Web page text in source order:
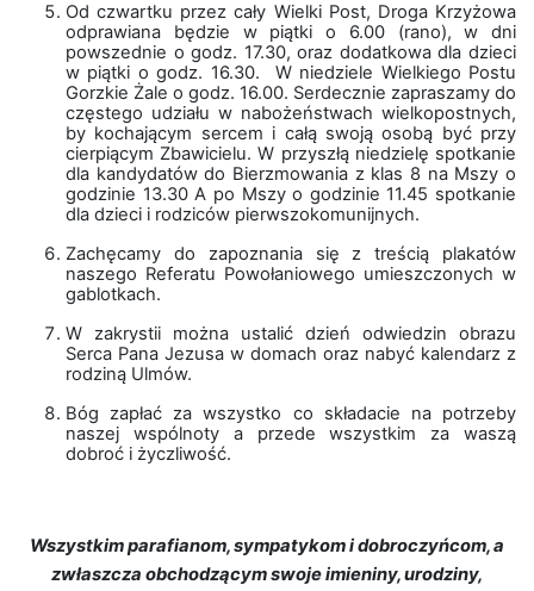
Od czwartku przez cały Wielki Post, Droga Krzyżowa
odprawiana będzie w piątki o 6.00 (rano), w dni
powszednie o godz. 17.30, oraz dodatkowa dla dzieci
w piątki o godz. 16.30. W niedziele Wielkiego Postu
Gorzkie Żale o godz. 16.00. Serdecznie zapraszamy do
częstego udziału w nabożeństwach wielkopostnych,
by kochającym sercem i całą swoją osobą być przy
cierpiącym Zbawicielu. W przyszłą niedzielę spotkanie
dla kandydatów do Bierzmowania z klas 8 na Mszy o
godzinie 13.30 A po Mszy o godzinie 11.45 spotkanie
dla dzieci i rodziców pierwszokomunijnych.
Zachęcamy do zapoznania się z treścią plakatów
naszego Referatu Powołaniowego umieszczonych w
gablotkach.
W zakrystii można ustalić dzień odwiedzin obrazu
Serca Pana Jezusa w domach oraz nabyć kalendarz z
rodziną Ulmów.
Bóg zapłać za wszystko co składacie na potrzeby
naszej wspólnoty a przede wszystkim za waszą
dobroć i życzliwość.
Wszystkim parafianom, sympatykom i dobroczyńcom, a
zwłaszcza obchodzącym swoje imieniny, urodziny,